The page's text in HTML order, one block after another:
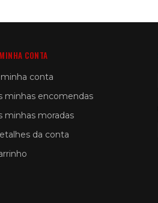
CONTA
conta
minhas encomendas
minhas moradas
da conta